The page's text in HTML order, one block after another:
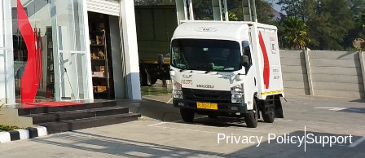
Privacy PolicySupport